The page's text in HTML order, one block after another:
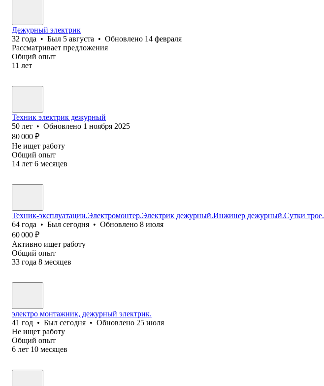
Дежурный электрик
32 года • Был 5 августа • Обновлено 14 февраля
Рассматривает предложения
Общий опыт
11 лет
Техник электрик дежурный
50 лет • Обновлено 1 ноября 2025
80 000 ₽
Не ищет работу
Общий опыт
14 лет 6 месяцев
Техник-эксплуатации.Электромонтер.Электрик дежурный.Инжинер дежурный.Сутки трое.
64 года • Был сегодня • Обновлено 8 июля
60 000 ₽
Активно ищет работу
Общий опыт
33 года 8 месяцев
электро монтажник, дежурный электрик.
41 год • Был сегодня • Обновлено 25 июля
Не ищет работу
Общий опыт
6 лет 10 месяцев